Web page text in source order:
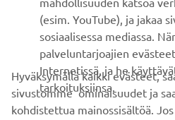
TILAA
Lue tietosuojakäytäntömme
käsittelemme henkilötietojasi:
palveluntarjoajien
Internetissä, ja he
tarkoituksiinsa.
Hyväksymällä kaikki evästeet,
sivustomme ominaisuudet ja
kohdistettua mainossisältöä.
tietyt evästeet, klikkaa
evästeasetukset". Voit aina
peruuttaa suostumuksesi